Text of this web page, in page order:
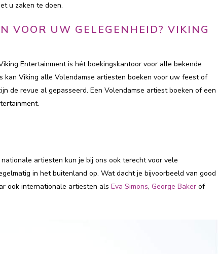
u zaken te doen.
VOOR UW GELEGENHEID? VIKING
Entertainment is hét boekingskantoor voor alle bekende
Viking alle Volendamse artiesten boeken voor uw feest of
de revue al gepasseerd. Een Volendamse artiest boeken of een
artiesten kun je bij ons ook terecht voor vele
in het buitenland op. Wat dacht je bijvoorbeeld van good
ook internationale artiesten als Eva Simons, George Baker of